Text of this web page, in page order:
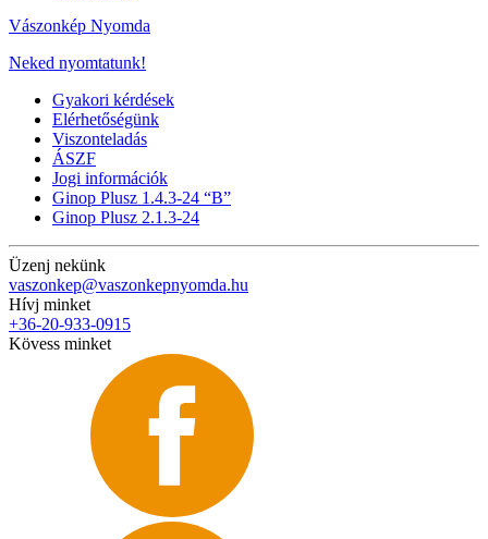
Vászonkép Nyomda
Neked nyomtatunk!
Gyakori kérdések
Elérhetőségünk
Viszonteladás
ÁSZF
Jogi információk
Ginop Plusz 1.4.3-24 “B”
Ginop Plusz 2.1.3-24
Üzenj nekünk
vaszonkep@vaszonkepnyomda.hu
Hívj minket
+36-20-933-0915
Kövess minket